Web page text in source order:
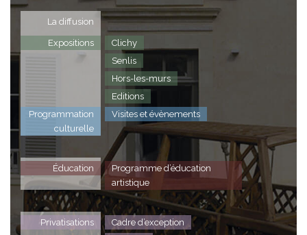
La diffusion
Expositions
Clichy
Senlis
Hors-les-murs
Editions
Programmation
culturelle
Visites et évènements
Éducation
Programme d’éducation
artistique
Privatisations
Cadre d’exception